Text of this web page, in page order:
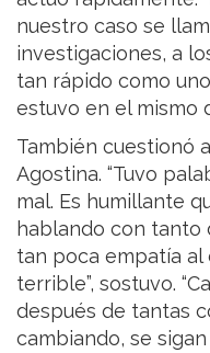
nuestro caso se
investigaciones, a
tan rápido como
estuvo en el mismo
También cuestionó
Agostina. “Tuvo
mal. Es humillante
hablando con tanto
tan poca empatía al
terrible”, sostuvo.
después de tantas
cambiando, se